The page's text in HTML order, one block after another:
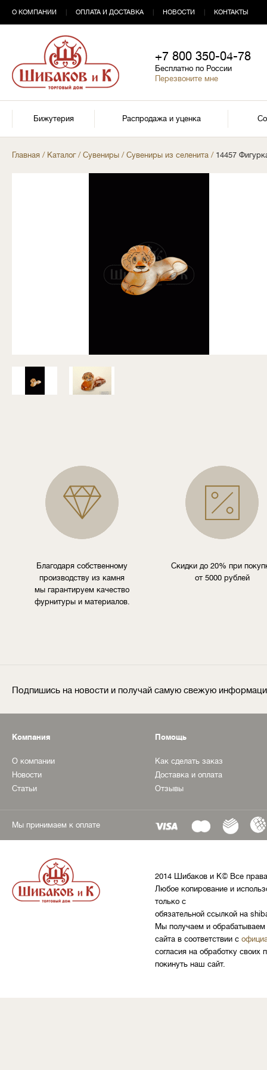
О КОМПАНИИ ОПЛАТА И ДОСТАВКА НОВОСТИ КОНТАКТЫ
+7 800 350-04-78
Бесплатно по России
Перезвоните мне
Бижутерия Распродажа и уценка
Главная / Каталог/ Сувениры / Сувениры из селенита / 14457
Благодаря собственному
производству из камня
мы гарантируем качество
фурнитуры и материалов.
Скидки до 20% при
от 5000 рублей
Подпишись на новости и получай самую свежую
Компания
О компании
Новости
Статьи
Помощь
Как сделать заказ
Доставка и оплата
Отзывы
Мы принимаем к оплате
2014 Шибаков и К© Все
Любое копирование и
только с
обязательной ссылкой на
Мы получаем и обрабатываем
сайта в соответствии с
согласия на обработку
покинуть наш сайт.